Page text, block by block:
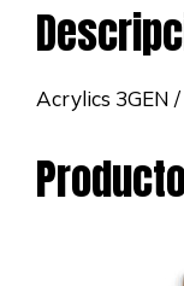
Acrylics 3GEN